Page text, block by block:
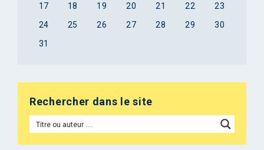
17
18 19 20 21 22
23
24
25 26 27 28 29
30
31
Rechercher dans le site